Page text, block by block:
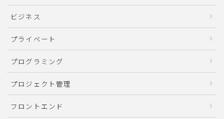
ビジネス
プライベート
プログラミング
プロジェクト管理
フロントエンド